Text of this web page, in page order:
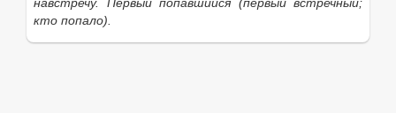
навстречу. Первый попавшийся (первый встречный;
кто попало).
4.(1 и 2 л. неупотр.). Случайно найтись, оказаться,